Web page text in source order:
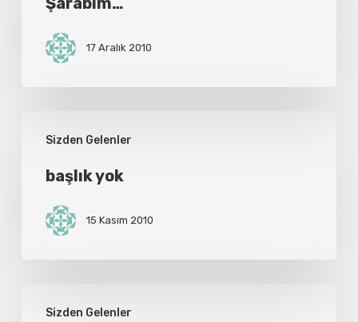
17 Aralık 2010
Sizden Gelenler
başlık yok
15 Kasım 2010
Sizden Gelenler